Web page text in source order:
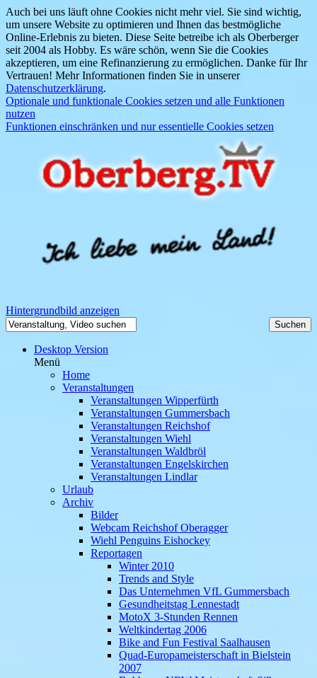
Auch bei uns läuft ohne Cookies nicht mehr viel. Sie sind wichtig,
um unsere Website zu optimieren und Ihnen das bestmögliche
Online-Erlebnis zu bieten. Diese Seite betreibe ich als Oberberger
seit 2004 als Hobby. Es wäre schön, wenn Sie die Cookies
akzeptieren, um eine Refinanzierung zu ermöglichen. Danke für Ihr
Vertrauen! Mehr Informationen finden Sie in unserer
Datenschutzerklärung.
Optionale und funktionale Cookies setzen und alle Funktionen
nutzen
Funktionen einschränken und nur essentielle Cookies setzen
Hintergrundbild anzeigen
Desktop Version
Menü
Home
Veranstaltungen
Veranstaltungen Wipperfürth
Veranstaltungen Gummersbach
Veranstaltungen Reichshof
Veranstaltungen Wiehl
Veranstaltungen Waldbröl
Veranstaltungen Engelskirchen
Veranstaltungen Lindlar
Urlaub
Archiv
Bilder
Webcam Reichshof Oberagger
Wiehl Penguins Eishockey
Reportagen
Winter 2010
Trends and Style
Das Unternehmen VfL Gummersbach
Gesundheitstag Lennestadt
MotoX 3-Stunden Rennen
Weltkindertag 2006
Bike and Fun Festival Saalhausen
Quad-Europameisterschaft in Bielstein
2007